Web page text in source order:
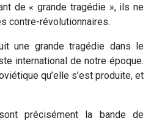
de « grande tragédie », ils ne
contre-révolutionnaires.
une grande tragédie dans le
international de notre époque.
qu’elle s’est produite, et
précisément la bande de